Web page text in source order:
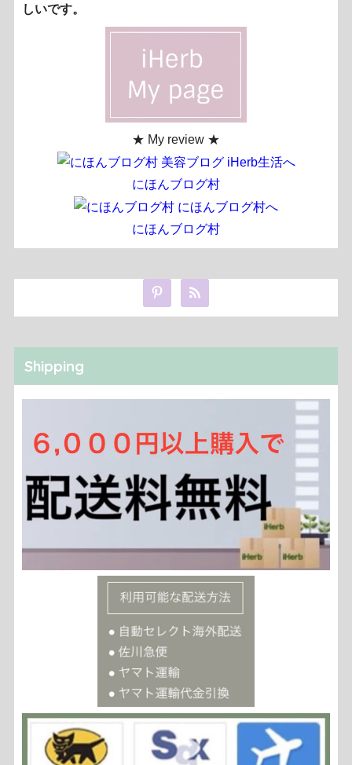
しいです。
★ My review ★
にほんブログ村
にほんブログ村
Shipping